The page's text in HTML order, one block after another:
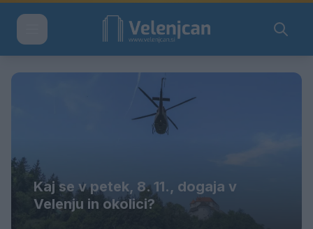
Kaj se v petek, 8. 11., dogaja v
Velenju in okolici?